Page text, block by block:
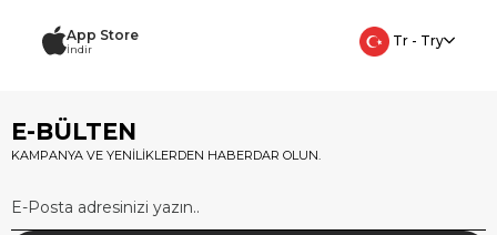
App Store
İndir
Tr - Try
E-BÜLTEN
KAMPANYA VE YENİLİKLERDEN HABERDAR OLUN.